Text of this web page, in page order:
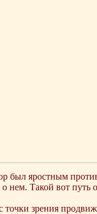
был яростным
нем. Такой вот путь
зрения